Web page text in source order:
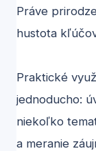
Práve
hustota
Praktické
jednoducho:
niekoľko
a meranie